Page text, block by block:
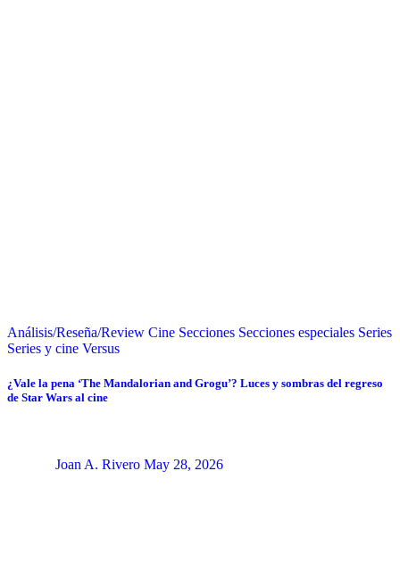
Análisis/Reseña/Review Cine Secciones Secciones especiales Series
Series y cine Versus
¿Vale la pena ‘The Mandalorian and Grogu’? Luces y sombras del regreso
de Star Wars al cine
Joan A. Rivero May 28, 2026